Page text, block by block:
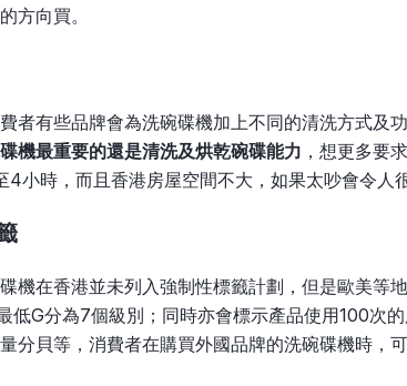
方向買。
者有些品牌會為洗碗碟機加上不同的清洗方式及
機最重要的還是清洗及烘乾碗碟能力 ，想更多要
4小時，而且香港房屋空間不大，如果太吵會令人很
機在香港並未列入強制性標籤計劃，但是歐美等
低G分為7個級別；同時亦會標示產品使用100次
分貝等，消費者在購買外國品牌的洗碗碟機時，